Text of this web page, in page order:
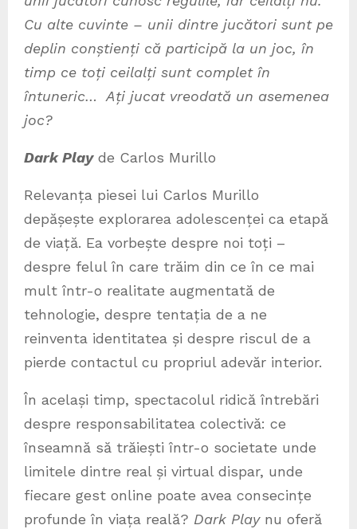
Cu alte cuvinte – unii dintre jucători sunt pe
deplin conștienți că participă la un joc, în
timp ce toți ceilalți sunt complet în
întuneric… Ați jucat vreodată un asemenea
joc?
Dark Playde Carlos Murillo
Relevanța piesei lui Carlos Murillo
depășește explorarea adolescenței ca etapă
de viață. Ea vorbește despre noi toți –
despre felul în care trăim din ce în ce mai
mult într-o realitate augmentată de
tehnologie, despre tentația de a ne
reinventa identitatea și despre riscul de a
pierde contactul cu propriul adevăr interior.
În același timp, spectacolul ridică întrebări
despre responsabilitatea colectivă: ce
înseamnă să trăiești într-o societate unde
limitele dintre real și virtual dispar, unde
fiecare gest online poate avea consecințe
profunde în viața reală? Dark Playnu oferă